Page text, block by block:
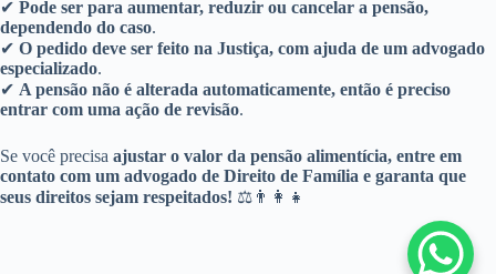
✔ Pode ser para aumentar, reduzir ou cancelar a pensão,
dependendo do caso.
✔ O pedido deve ser feito na Justiça, com ajuda de um advogado
especializado.
✔ A pensão não é alterada automaticamente, então é preciso
entrar com uma ação de revisão.
Se você precisa ajustar o valor da pensão alimentícia, entre em
contato com um advogado de Direito de Família e garanta que
seus direitos sejam respeitados! ⚖👨‍👩‍👧